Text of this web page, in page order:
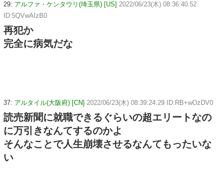
29: アルファ・ケンタウリ(埼玉県) [US] 2022/06/23(木) 08:36:40.52
ID:5QVwAIzB0
再犯か
完全に病気だな
37: アルタイル(大阪府) [CN] 2022/06/23(木) 08:39:24.29 ID:RB+wOzDV0
読売新聞に就職できるぐらいの超エリートなの
に万引きなんてするのかよ
そんなことで人生崩壊させるなんてもったいな
い